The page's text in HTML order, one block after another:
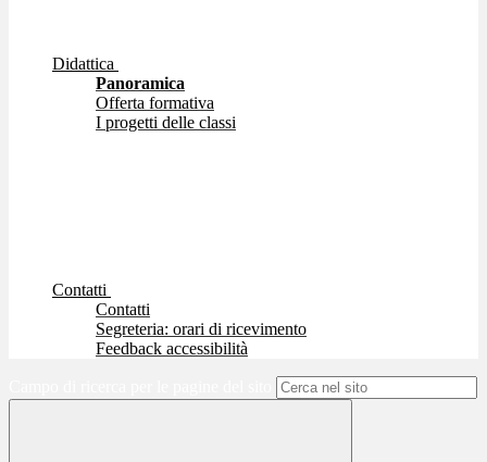
Didattica
Panoramica
Offerta formativa
I progetti delle classi
Contatti
Contatti
Segreteria: orari di ricevimento
Feedback accessibilità